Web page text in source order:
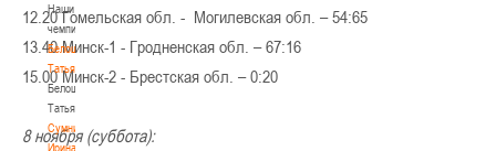
Наши
чемпионы
Белошапко
Татьяна
Белошапко
Татьяна
Сумникова
Ирина
12.20 Гомельская обл. - Могилевская обл. – 54:65
13.40 Минск-1 - Гродненская обл. – 67:16
15.00 Минск-2 - Брестская обл. – 0:20
8 ноября (суббота):